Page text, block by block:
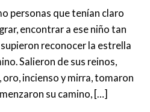
personas que tenían claro
encontrar a ese niño tan
reconocer la estrella
Salieron de sus reinos,
incienso y mirra, tomaron
su camino, […]